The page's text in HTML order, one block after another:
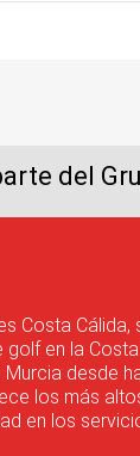
del
Costa Cálida,
en la Costa
desde
los más
en los